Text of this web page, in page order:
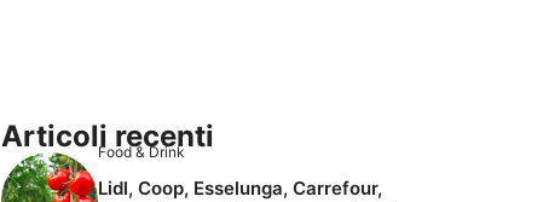
Articoli recenti
Food & Drink
Lidl, Coop, Esselunga, Carrefour,